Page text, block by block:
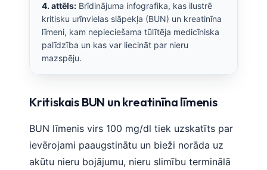
4. attēls: Brīdinājuma infografika, kas ilustrē
kritisku urīnvielas slāpekļa (BUN) un kreatinīna
līmeni, kam nepieciešama tūlītēja medicīniska
palīdzība un kas var liecināt par nieru
mazspēju.
Kritiskais BUN un kreatinīna līmenis
BUN līmenis virs 100 mg/dl tiek uzskatīts par
ievērojami paaugstinātu un bieži norāda uz
akūtu nieru bojājumu, nieru slimību terminālā